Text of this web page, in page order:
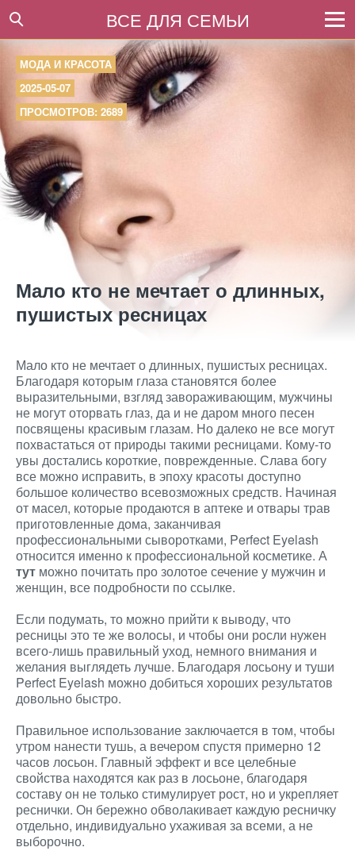
ВСЕ ДЛЯ СЕМЬИ
МОДА И КРАСОТА
2025-05-07
ПРОСМОТРОВ: 2689
Мало кто не мечтает о длинных,
пушистых ресницах
Мало кто не мечтает о длинных, пушистых ресницах.
Благодаря которым глаза становятся более
выразительными, взгляд завораживающим, мужчины
не могут оторвать глаз, да и не даром много песен
посвящены красивым глазам. Но далеко не все могут
похвастаться от природы такими ресницами. Кому-то
увы достались короткие, поврежденные. Слава богу
все можно исправить, в эпоху красоты доступно
большое количество всевозможных средств. Начиная
от масел, которые продаются в аптеке и отвары трав
приготовленные дома, заканчивая
профессиональными сыворотками, Perfect Eyelash
относится именно к профессиональной косметике. А
тут можно почитать про золотое сечение у мужчин и
женщин, все подробности по ссылке.
Если подумать, то можно прийти к выводу, что
ресницы это те же волосы, и чтобы они росли нужен
всего-лишь правильный уход, немного внимания и
желания выглядеть лучше. Благодаря лосьону и туши
Perfect Eyelash можно добиться хороших результатов
довольно быстро.
Правильное использование заключается в том, чтобы
утром нанести тушь, а вечером спустя примерно 12
часов лосьон. Главный эффект и все целебные
свойства находятся как раз в лосьоне, благодаря
составу он не только стимулирует рост, но и укрепляет
реснички. Он бережно обволакивает каждую ресничку
отдельно, индивидуально ухаживая за всеми, а не
выборочно.